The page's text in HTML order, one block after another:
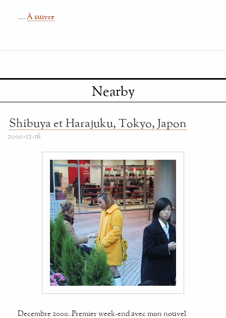
… À suivre
Nearby
Shibuya et Harajuku, Tokyo, Japon
2000-12-16
Decembre 2000. Premier week-end avec mon nouvel